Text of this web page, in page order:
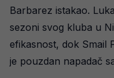
Barbarez istakao.
sezoni svog kluba u
efikasnost, dok Smail
je pouzdan napadač